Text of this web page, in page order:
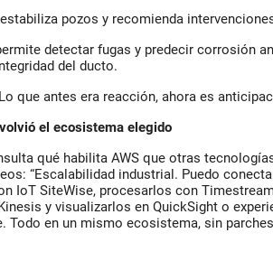
pozos y recomienda
detectar fugas y predecir corrosión
del ducto.
que antes era reacción, ahora es
el ecosistema elegido
qué habilita AWS que otras
“Escalabilidad industrial. Puedo
IoT SiteWise, procesarlos con
y visualizarlos en QuickSight o
Todo en un mismo ecosistema, sin